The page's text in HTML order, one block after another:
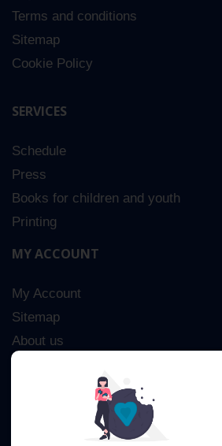
Terms and conditions
Sitemap
Cookie Policy
SERVICES
Schedule
Press
Books for children and youth
Printing
MY ACCOUNT
My Account
Sitemap
About us